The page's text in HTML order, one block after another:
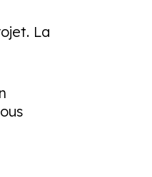
La